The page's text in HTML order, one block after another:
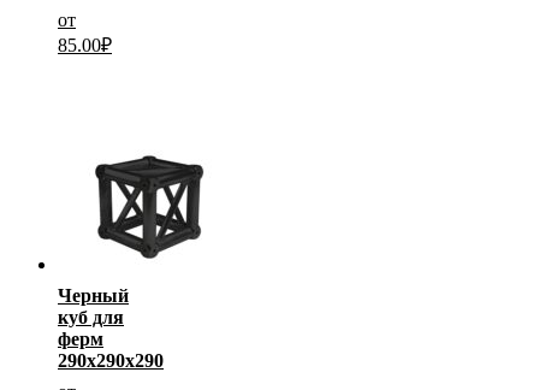
от
85.00₽
Черный
куб для
ферм
290х290х290